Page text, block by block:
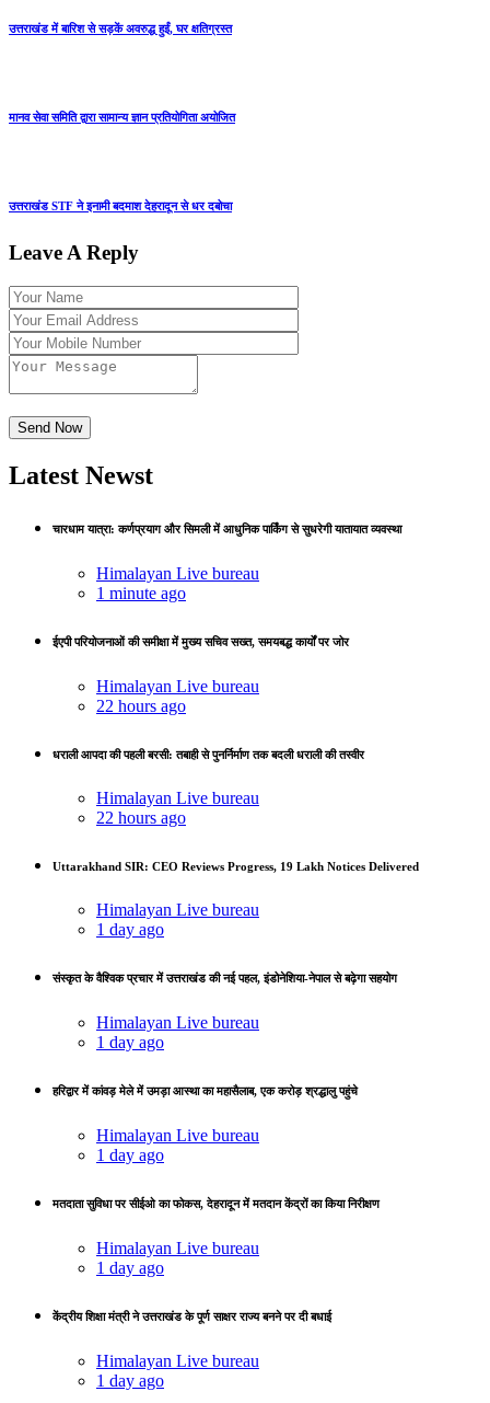
उत्तराखंड में बारिश से सड़कें अवरुद्ध हुईं, घर क्षतिग्रस्त
मानव सेवा समिति द्वारा सामान्य ज्ञान प्रतियोगिता अयोजित
उत्तराखंड STF ने इनामी बदमाश देहरादून से धर दबोचा
Leave A Reply
Latest Newst
चारधाम यात्रा: कर्णप्रयाग और सिमली में आधुनिक पार्किंग से सुधरेगी यातायात व्यवस्था
Himalayan Live bureau
1 minute ago
ईएपी परियोजनाओं की समीक्षा में मुख्य सचिव सख्त, समयबद्ध कार्यों पर जोर
Himalayan Live bureau
22 hours ago
धराली आपदा की पहली बरसी: तबाही से पुनर्निर्माण तक बदली धराली की तस्वीर
Himalayan Live bureau
22 hours ago
Uttarakhand SIR: CEO Reviews Progress, 19 Lakh Notices Delivered
Himalayan Live bureau
1 day ago
संस्कृत के वैश्विक प्रचार में उत्तराखंड की नई पहल, इंडोनेशिया-नेपाल से बढ़ेगा सहयोग
Himalayan Live bureau
1 day ago
हरिद्वार में कांवड़ मेले में उमड़ा आस्था का महासैलाब, एक करोड़ श्रद्धालु पहुंचे
Himalayan Live bureau
1 day ago
मतदाता सुविधा पर सीईओ का फोकस, देहरादून में मतदान केंद्रों का किया निरीक्षण
Himalayan Live bureau
1 day ago
केंद्रीय शिक्षा मंत्री ने उत्तराखंड के पूर्ण साक्षर राज्य बनने पर दी बधाई
Himalayan Live bureau
1 day ago